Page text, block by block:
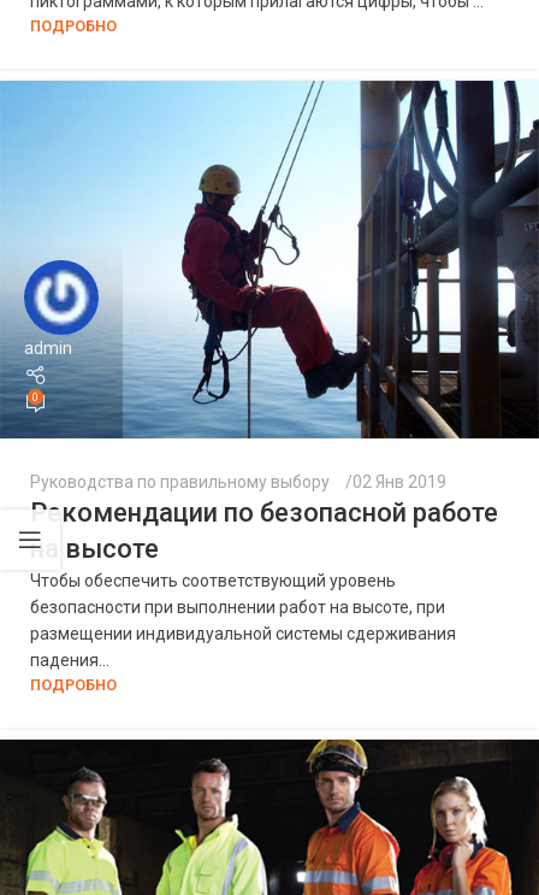
ПОДРОБНО
admin
0
Руководства по правильному выбору 02 Янв 2019
Рекомендации по безопасной работе
на высоте
Чтобы обеспечить соответствующий уровень
безопасности при выполнении работ на высоте, при
размещении индивидуальной системы сдерживания
падения...
ПОДРОБНО